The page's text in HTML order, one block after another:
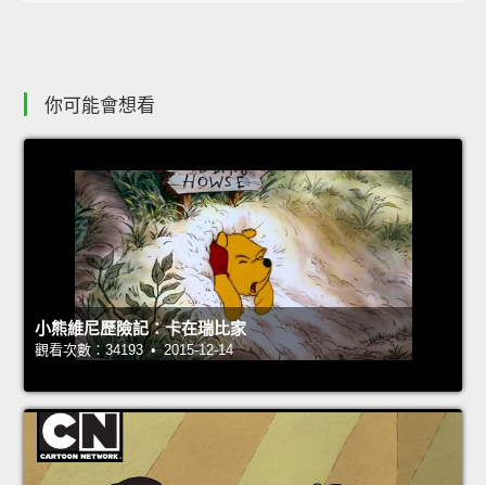
你可能會想看
小熊維尼歷險記：卡在瑞比家
觀看次數：34193 • 2015-12-14